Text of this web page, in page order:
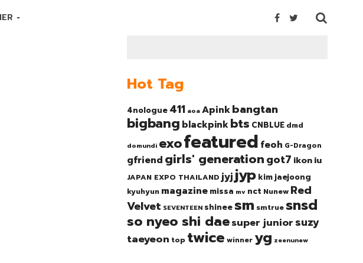
Hot Tag
4nologue 411 aoaApinkbangtan
bigbang blackpinkbts CNBLUE dmd
domundi exofeatured feoh G-Dragon
gfriend girls' generationgot7 ikoniu
JAPAN EXPO THAILAND jyjjyp kim jaejoong
kyuhyun magazine missa mv nct Nunew Red
Velvet SEVENTEEN shinee sm smtrue snsd
so nyeo shi daesuper junior suzy
taeyeon top twice winner yg zeenunew